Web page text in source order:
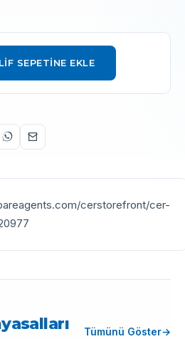
SEPETINE EKLE
cerstorefront/cer-
Tümünü Göster